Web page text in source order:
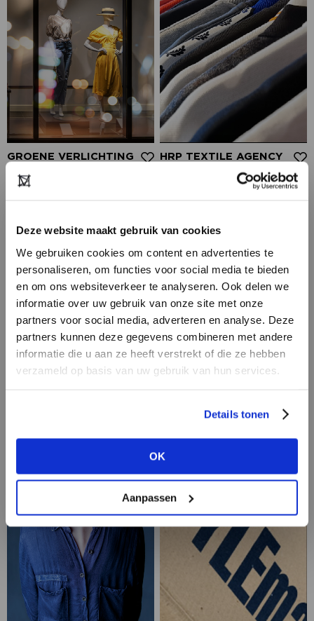
Deze website maakt gebruik van cookies
We gebruiken cookies om content en advertenties te
personaliseren, om functies voor social media te bieden
en om ons websiteverkeer te analyseren. Ook delen we
informatie over uw gebruik van onze site met onze
partners voor social media, adverteren en analyse. Deze
partners kunnen deze gegevens combineren met andere
informatie die u aan ze heeft verstrekt of die ze hebben
verzameld op basis van uw gebruik van hun services.
Details tonen
OK
Aanpassen
HEB JE NOG GEEN
ACCOUNT?
REGISTREER ALS RETAILER
BEKIJK ALLE OPTIES
GROENE VERLICHTING HRP TEXTILE AGENCY
FASHION SOLUTION